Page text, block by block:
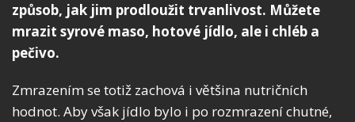
způsob, jak jim prodloužit trvanlivost. Můžete
mrazit syrové maso, hotové jídlo, ale i chléb a
pečivo.
Zmrazením se totiž zachová i většina nutričních
hodnot. Aby však jídlo bylo i po rozmrazení chutné,